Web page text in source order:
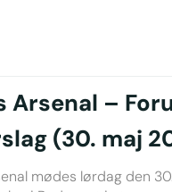
Arsenal –
(30. maj
mødes lørdag den